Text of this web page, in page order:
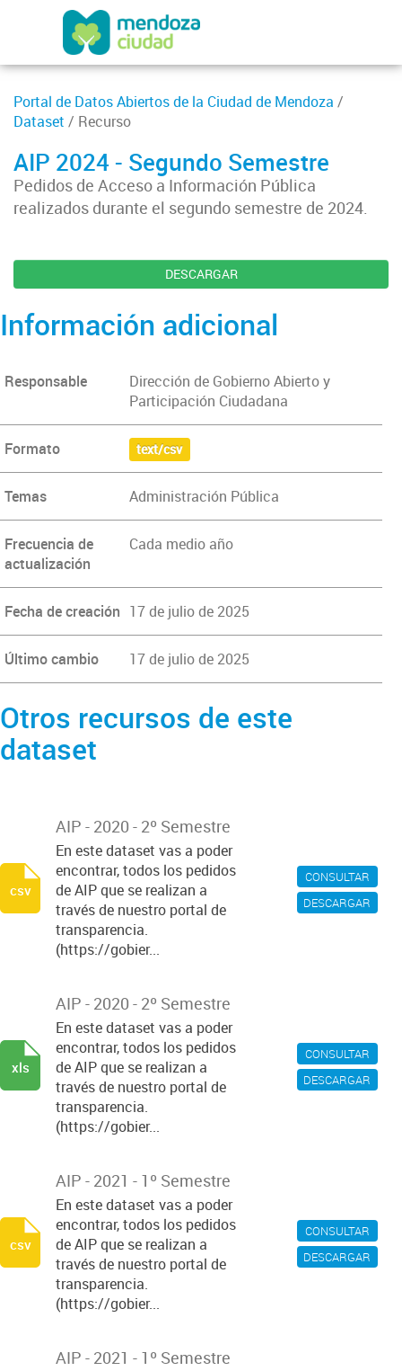
Portal de Datos Abiertos de la Ciudad de Mendoza /
Dataset / Recurso
AIP 2024 - Segundo Semestre
Pedidos de Acceso a Información Pública
realizados durante el segundo semestre de 2024.
DESCARGAR
Información adicional
Responsable
Dirección de Gobierno Abierto y
Participación Ciudadana
Formato text/csv
Temas Administración Pública
Frecuencia de
actualización
Cada medio año
Fecha de creación 17 de julio de 2025
Último cambio 17 de julio de 2025
Otros recursos de este
dataset
CONSULTAR
DESCARGAR
AIP - 2020 - 2º Semestre
En este dataset vas a poder
encontrar, todos los pedidos
de AIP que se realizan a
través de nuestro portal de
transparencia.
(https://gobier...
csv
CONSULTAR
DESCARGAR
AIP - 2020 - 2º Semestre
En este dataset vas a poder
encontrar, todos los pedidos
de AIP que se realizan a
través de nuestro portal de
transparencia.
(https://gobier...
xls
CONSULTAR
DESCARGAR
AIP - 2021 - 1º Semestre
En este dataset vas a poder
encontrar, todos los pedidos
de AIP que se realizan a
través de nuestro portal de
transparencia.
(https://gobier...
csv
AIP - 2021 - 1º Semestre